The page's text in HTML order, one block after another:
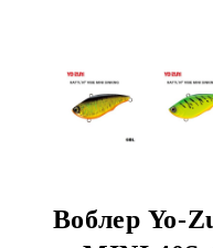
Воблер Yo-